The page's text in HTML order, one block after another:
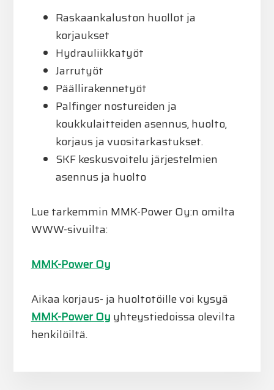
Raskaankaluston huollot ja
korjaukset
Hydrauliikkatyöt
Jarrutyöt
Päällirakennetyöt
Palfinger nostureiden ja
koukkulaitteiden asennus, huolto,
korjaus ja vuositarkastukset.
SKF keskusvoitelu järjestelmien
asennus ja huolto
Lue tarkemmin MMK-Power Oy:n omilta
WWW-sivuilta:
MMK-Power Oy
Aikaa korjaus- ja huoltotöille voi kysyä
MMK-Power Oy yhteystiedoissa olevilta
henkilöiltä.